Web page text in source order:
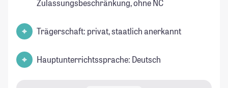
Zulassungsbeschränkung, ohne NC
Trägerschaft: privat, staatlich anerkannt
Hauptunterrichtssprache: Deutsch